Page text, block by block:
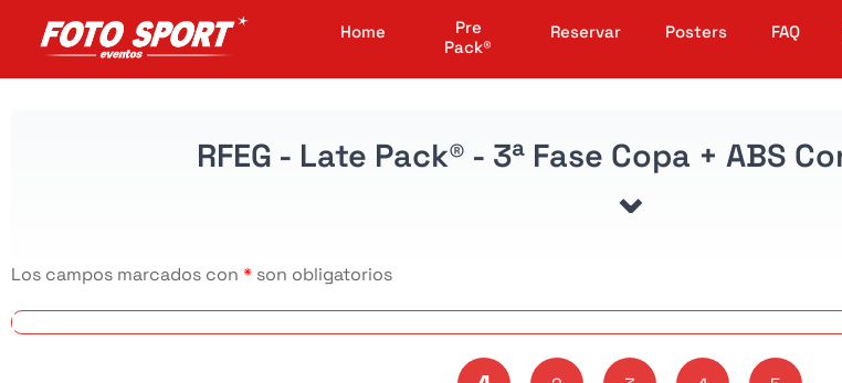
Home
Pre
Pack®
Reservar Posters FAQ
RFEG - Late Pack® - 3ª Fase Copa + ABS
Los campos marcados con * son obligatorios